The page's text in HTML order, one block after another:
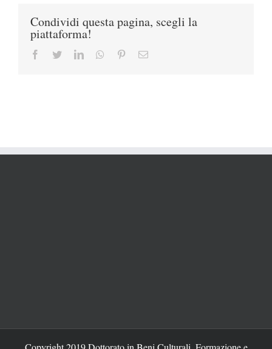
Condividi questa pagina, scegli la
piattaforma!
Facebook
TwitterLinkedInWhatsappPinterestEmail